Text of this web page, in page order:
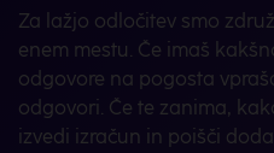
Za lažjo odločitev smo
enem mestu. Če imaš
odgovore na pogosta
odgovori. Če te zanima,
izvedi izračun in poišči